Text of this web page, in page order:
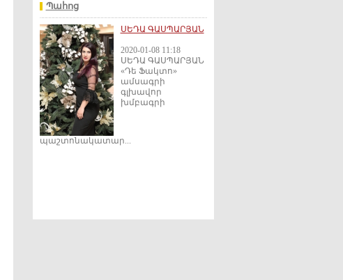
Պահոց
ՍԵԴԱ ԳԱՍՊԱՐՅԱՆ
2020-01-08 11:18
ՍԵԴԱ ԳԱՍՊԱՐՅԱՆ
«Դե Ֆակտո»
ամսագրի
գլխավոր
խմբագրի
պաշտոնակատար...